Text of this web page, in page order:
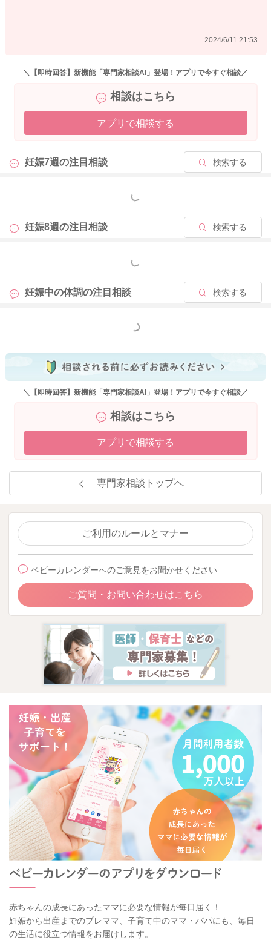
2024/6/11 21:53
＼【即時回答】新機能「専門家相談AI」登場！アプリで今すぐ相談／
相談はこちら
アプリで相談する
妊娠7週の注目相談 検索する
もっと見る
妊娠8週の注目相談 検索する
もっと見る
妊娠中の体調の注目相談 検索する
もっと見る
＼【即時回答】新機能「専門家相談AI」登場！アプリで今すぐ相談／
相談はこちら
アプリで相談する
専門家相談トップへ
ご利用のルールとマナー
ベビーカレンダーへのご意見をお聞かせください
ご質問・お問い合わせはこちら
赤ちゃんの成長にあったママに必要な情報が毎日届く！
妊娠から出産までのプレママ、子育て中のママ・パパにも、毎日
の生活に役立つ情報をお届けします。